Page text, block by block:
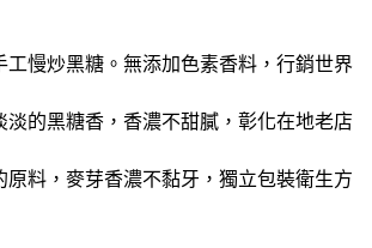
工慢炒黑糖。無添加色素香料，行銷世界
淡的黑糖香，香濃不甜膩，彰化在地老店
原料，麥芽香濃不黏牙，獨立包裝衛生方